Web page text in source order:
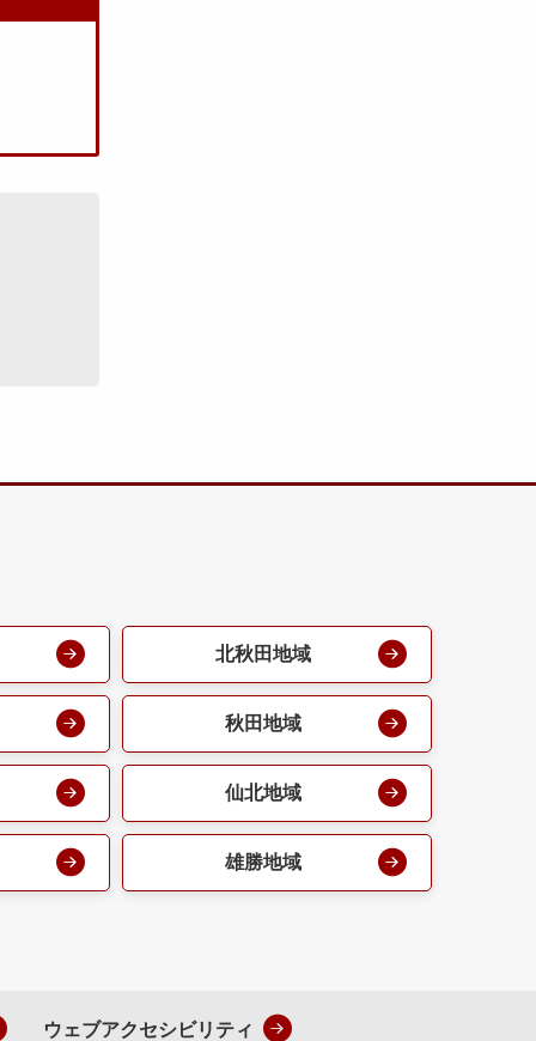
北秋田地域
秋田地域
仙北地域
雄勝地域
ウェブアクセシビリティ